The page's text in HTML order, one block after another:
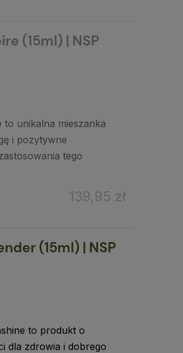
(15ml) | NSP
unikalna mieszanka
i pozytywne
tego
139,95 zł
(15ml) | NSP
to produkt o
dla zdrowia i dobrego